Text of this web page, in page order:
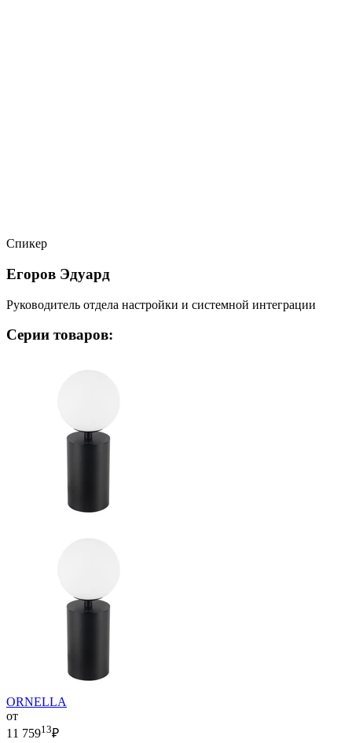
Спикер
Егоров Эдуард
Руководитель отдела настройки и системной интеграции
Серии товаров:
ORNELLA
от
11 75913₽